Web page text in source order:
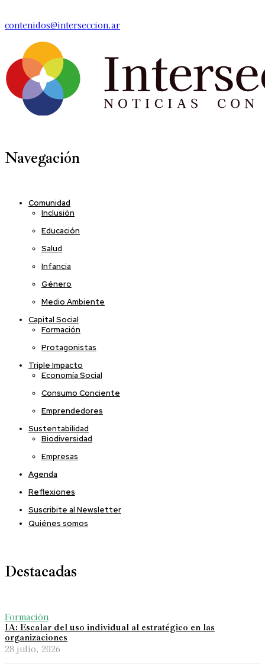
contenidos@interseccion.ar
Navegación
Comunidad
Inclusión
Educación
Salud
Infancia
Género
Medio Ambiente
Capital Social
Formación
Protagonistas
Triple Impacto
Economía Social
Consumo Conciente
Emprendedores
Sustentabilidad
Biodiversidad
Empresas
Agenda
Reflexiones
Suscribite al Newsletter
Quiénes somos
Destacadas
Formación
IA: Escalar del uso individual al estratégico en las
organizaciones
28 julio, 2026